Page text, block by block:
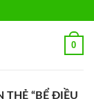
0
“BỂ ĐIỀU